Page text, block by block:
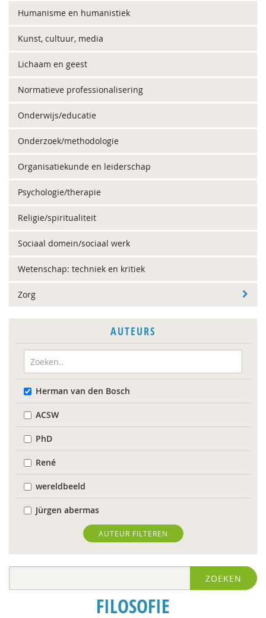
Humanisme en humanistiek
Kunst, cultuur, media
Lichaam en geest
Normatieve professionalisering
Onderwijs/educatie
Onderzoek/methodologie
Organisatiekunde en leiderschap
Psychologie/therapie
Religie/spiritualiteit
Sociaal domein/sociaal werk
Wetenschap: techniek en kritiek
Zorg
AUTEURS
Herman van den Bosch
ACSW
PhD
René
wereldbeeld
Jürgen abermas
Tineke Abma
Frank Adloff
AUTEUR FILTEREN
ZOEKEN
FILOSOFIE